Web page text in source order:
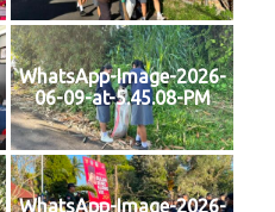
WhatsApp-Image-2026-
06-09-at-5.45.08-PM
WhatsApp-Image-2026-